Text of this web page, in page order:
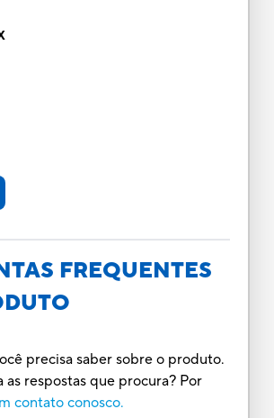
FREQUENTES
precisa saber sobre o produto.
as respostas que procura? Por
contato conosco.